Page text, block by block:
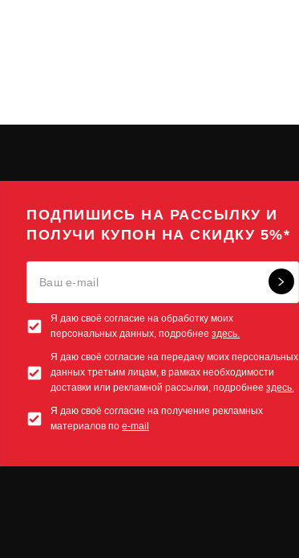
ПОДПИШИСЬ НА РАССЫЛКУ И
ПОЛУЧИ КУПОН НА СКИДКУ 5%*
Я даю своё согласие на обработку моих
персональных данных, подробнее здесь.
Я даю своё согласие на передачу моих персональных
данных третьим лицам, в рамках необходимости
доставки или рекламной рассылки, подробнее здесь.
Я даю своё согласие на получение рекламных
материалов по e-mail